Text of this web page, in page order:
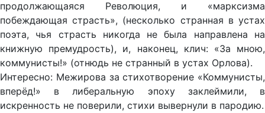
продолжающаяся Революция, и «марксизма
побеждающая страсть», (несколько странная в устах
поэта, чья страсть никогда не была направлена на
книжную премудрость), и, наконец, клич: «За мною,
коммунисты!» (отнюдь не странный в устах Орлова).
Интересно: Межирова за стихотворение «Коммунисты,
вперёд!» в либеральную эпоху заклеймили, в
искренность не поверили, стихи вывернули в пародию.